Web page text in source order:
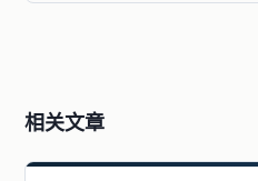
相关文章